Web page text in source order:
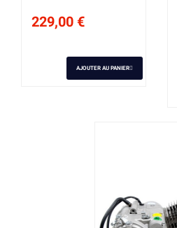
229,00 €
AJOUTER AU PANIER